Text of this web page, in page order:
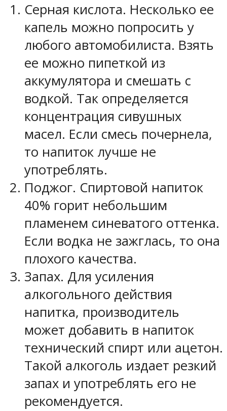
Серная кислота. Несколько ее
капель можно попросить у
любого автомобилиста. Взять
ее можно пипеткой из
аккумулятора и смешать с
водкой. Так определяется
концентрация сивушных
масел. Если смесь почернела,
то напиток лучше не
употреблять.
Поджог. Спиртовой напиток
40% горит небольшим
пламенем синеватого оттенка.
Если водка не зажглась, то она
плохого качества.
Запах. Для усиления
алкогольного действия
напитка, производитель
может добавить в напиток
технический спирт или ацетон.
Такой алкоголь издает резкий
запах и употреблять его не
рекомендуется.